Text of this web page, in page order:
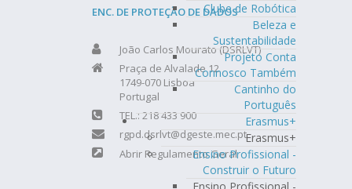
Clube de Robótica
Beleza e
Sustentabilidade
Projeto Conta
Connosco Também
Cantinho do
Português
Erasmus+
Erasmus+
Ensino Profissional -
Construir o Futuro
ENC. DE PROTEÇÃO DE DADOS
João Carlos Mourato (DSRLVT)
Praça de Alvalade 12
1749-070 Lisboa
Portugal
TEL.: 218 433 900
rgpd.dsrlvt@dgeste.mec.pt
Abrir Regulamento Geral